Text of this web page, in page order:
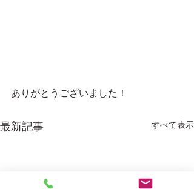
ありがとうございました！
最新記事 すべて表示